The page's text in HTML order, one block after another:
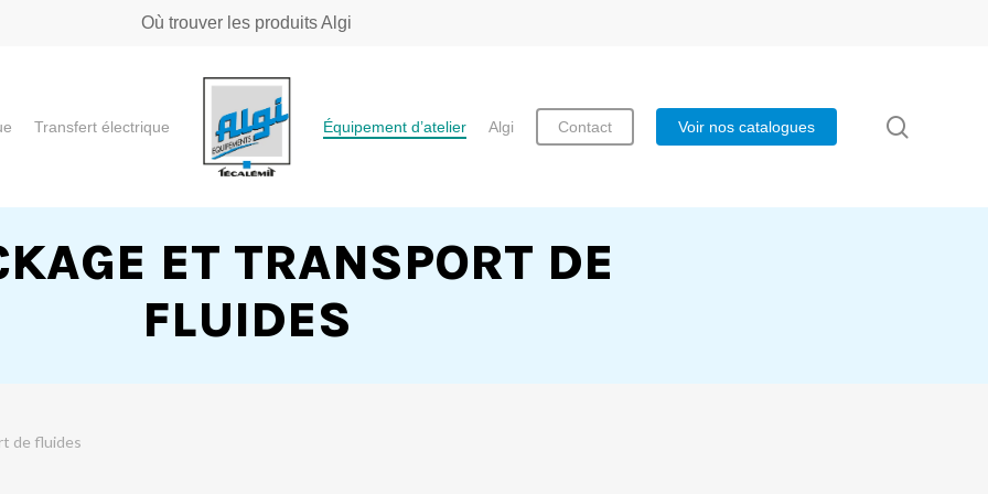
Où trouver les produits Algi
Transfert électrique Équipement d’atelier Algi Contact Voir nos catalogues
ET TRANSPORT DE
FLUIDES
de fluides